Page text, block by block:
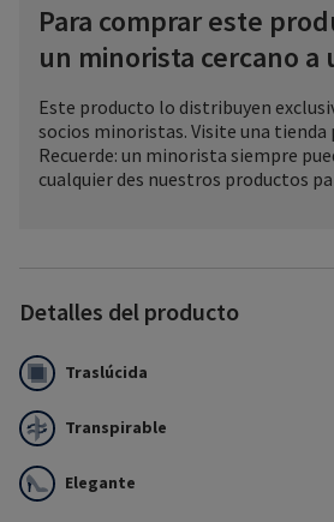
Para comprar este
un minorista cercano a
Este producto lo distribuyen
socios minoristas. Visite una tienda
Recuerde: un minorista siempre
cualquier des nuestros productos
Detalles del producto
Traslúcida
Transpirable
Elegante
Las prendas Sheer Style ofrecen una
en la que puede sentirse cómodo, por